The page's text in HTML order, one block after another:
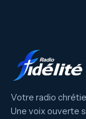
Votre radio
Une voix ouverte